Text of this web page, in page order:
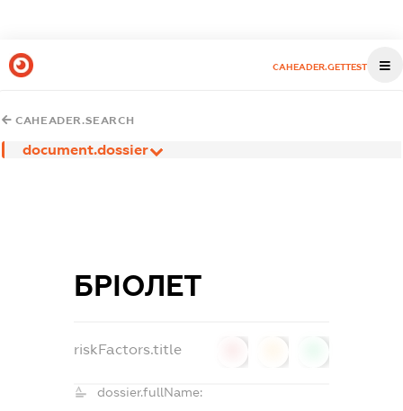
CAHEADER.GETTEST
CAHEADER.SEARCH
document.dossier
БРІОЛЕТ
riskFactors.title
dossier.fullName: